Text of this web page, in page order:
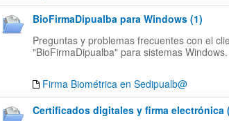
BioFirmaDipualba para Windows (1)
Preguntas y problemas frecuentes con el
"BioFirmaDipualba" para sistemas Windows.
Firma Biométrica en Sedipualb@
Certificados digitales y firma electrónica